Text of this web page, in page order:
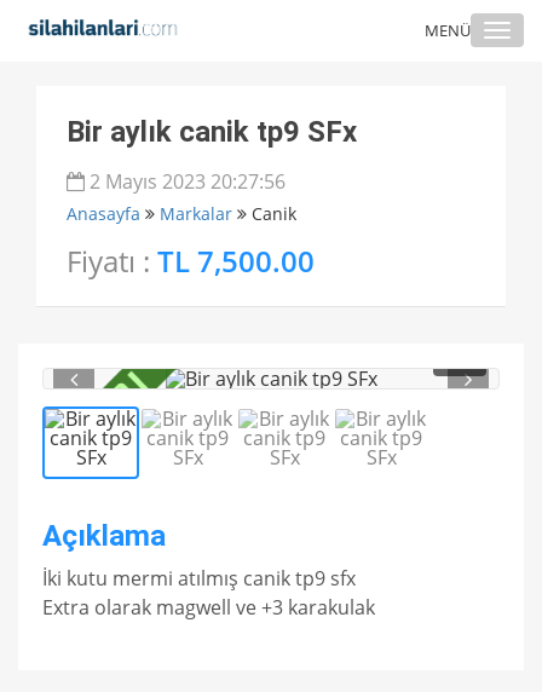
MENÜ
Bir aylık canik tp9 SFx
2 Mayıs 2023 20:27:56
Anasayfa Markalar Canik
Fiyatı : TL 7,500.00
1/ 4
Açıklama
İki kutu mermi atılmış canik tp9 sfx
Extra olarak magwell ve +3 karakulak